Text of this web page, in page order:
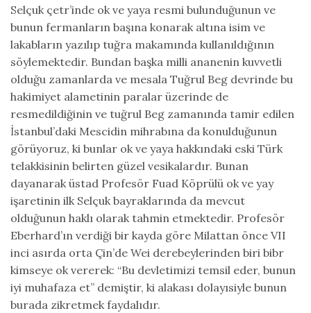
Selçuk çetr’inde ok ve yaya resmi bulunduğunun ve
bunun fermanların başına konarak altına isim ve
lakabların yazılıp tuğra makamında kullanıldığının
söylemektedir. Bundan başka milli ananenin kuvvetli
olduğu zamanlarda ve mesala Tuğrul Beg devrinde bu
hakimiyet alametinin paralar üzerinde de
resmedildiğinin ve tuğrul Beg zamanında tamir edilen
İstanbul’daki Mescidin mihrabına da konulduğunun
görüyoruz, ki bunlar ok ve yaya hakkındaki eski Türk
telakkisinin belirten güzel vesikalardır. Bunan
dayanarak üstad Profesör Fuad Köprülü ok ve yay
işaretinin ilk Selçuk bayraklarında da mevcut
olduğunun haklı olarak tahmin etmektedir. Profesör
Eberhard’ın verdiği bir kayda göre Milattan önce VII
inci asırda orta Çin’de Wei derebeylerinden biri bibr
kimseye ok vererek: “Bu devletimizi temsil eder, bunun
iyi muhafaza et” demiştir, ki alakası dolayısiyle bunun
burada zikretmek faydalıdır.